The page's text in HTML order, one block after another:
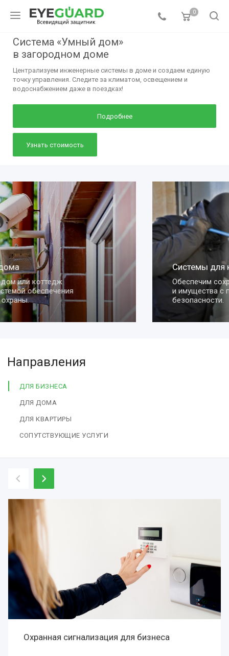
0
Система «Умный дом»
в загородном доме
Централизуем инженерные системы в доме и создаем единую
точку управления. Следите за климатом, освещением и
водоснабжением даже в поездках!
Подробнее
Узнать стоимость
Системы для квартиры
Обеспечим сохранность вашей квартиры
и имущества с помощью умных систем
безопасности.
Направления
ДЛЯ БИЗНЕСА
ДЛЯ ДОМА
ДЛЯ КВАРТИРЫ
СОПУТСТВУЮЩИЕ УСЛУГИ
Охранная сигнализация для бизнеса